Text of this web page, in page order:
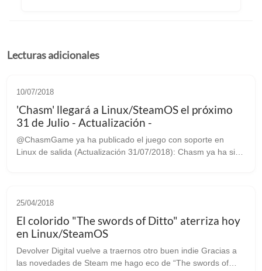
Lecturas adicionales
10/07/2018
'Chasm' llegará a Linux/SteamOS el próximo
31 de Julio - Actualización -
@ChasmGame ya ha publicado el juego con soporte en
Linux de salida (Actualización 31/07/2018): Chasm ya ha sido
25/04/2018
El colorido "The swords of Ditto" aterriza hoy
en Linux/SteamOS
Devolver Digital vuelve a traernos otro buen indie Gracias a
las novedades de Steam me hago eco de “The swords of